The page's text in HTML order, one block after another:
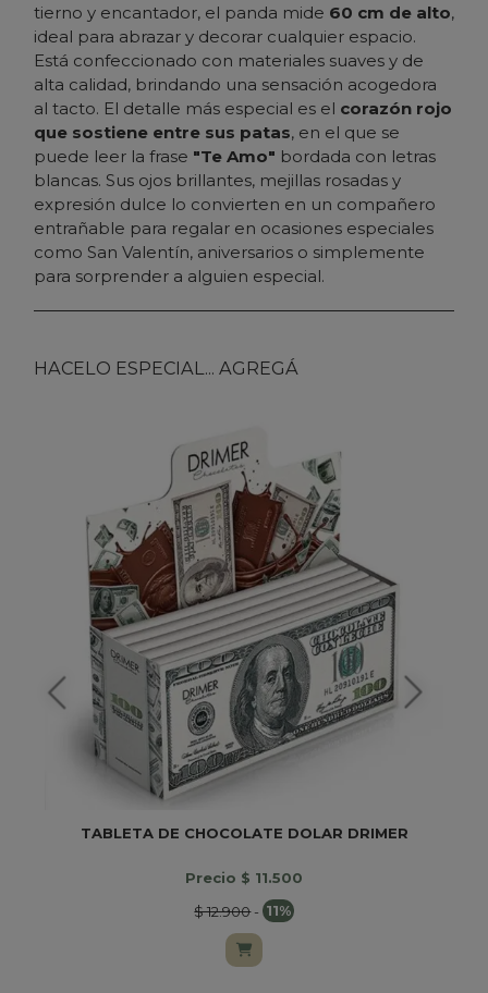
tierno y encantador, el panda mide 60 cm de alto,
ideal para abrazar y decorar cualquier espacio.
Está confeccionado con materiales suaves y de
alta calidad, brindando una sensación acogedora
al tacto. El detalle más especial es el corazón rojo
que sostiene entre sus patas, en el que se
puede leer la frase "Te Amo" bordada con letras
blancas. Sus ojos brillantes, mejillas rosadas y
expresión dulce lo convierten en un compañero
entrañable para regalar en ocasiones especiales
como San Valentín, aniversarios o simplemente
para sorprender a alguien especial.
HACELO ESPECIAL... AGREGÁ
TABLETA DE CHOCOLATE DOLAR DRIMER
Precio $ 11.500
$ 12.900- 11%